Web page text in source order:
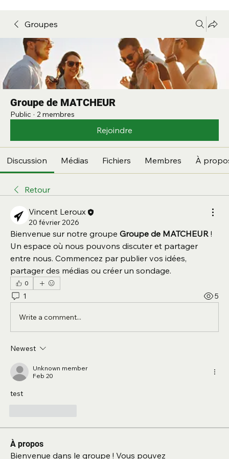
Groupes
Groupe de MATCHEUR
Public · 2 membres
Rejoindre
Discussion Médias Fichiers Membres À
Retour
Vincent Leroux
20 février 2026
Bienvenue sur notre groupe Groupe de MATCHEUR !
Un espace où nous pouvons discuter et partager
entre nous. Commencez par publier vos idées,
partager des médias ou créer un sondage.
0
1 5
Write a comment...
Newest
Unknown member
Feb 20
test
À propos
Bienvenue dans le groupe ! Vous pouvez